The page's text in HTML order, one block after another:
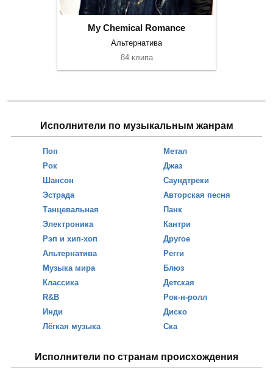
My Chemical Romance
Альтернатива
84 клипа
Исполнители по музыкальным жанрам
Поп
Рок
Шансон
Эстрада
Танцевальная
Электроника
Рэп и хип-хоп
Альтернатива
Музыка мира
Классика
R&B
Инди
Лёгкая музыка
Метал
Джаз
Саундтреки
Авторская песня
Панк
Кантри
Другое
Регги
Блюз
Детская
Рок-н-ролл
Диско
Ска
Исполнители по странам происхождения